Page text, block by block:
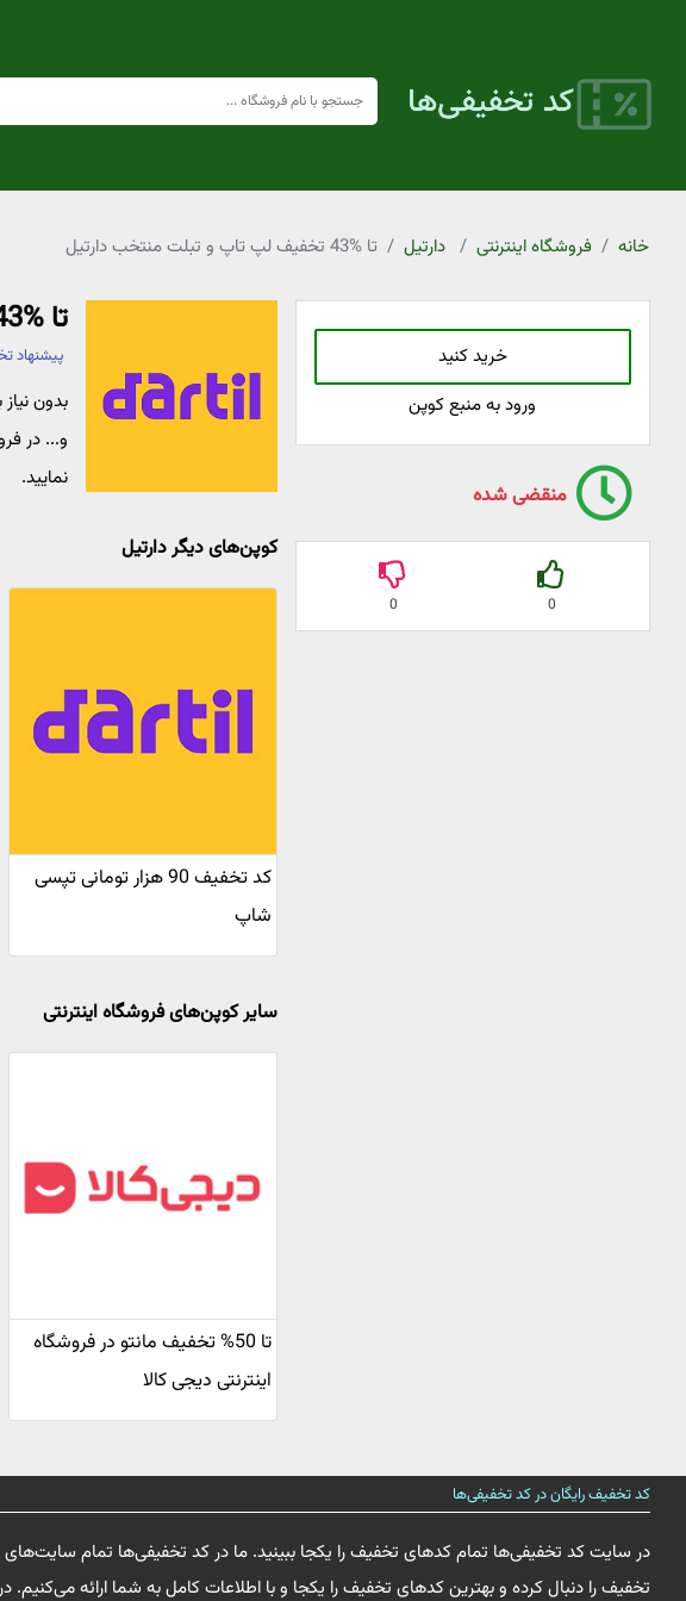
خانه فروشگاه اینترنتی دارتیل تا %43 تخفیف لپ تاپ و تبلت منتخب دارتیل
خرید کنید
ورود به منبع کوپن
منقضی شده
0
0
تا %43 تخفیف لپ تاپ و تبلت منتخب دارتیل
پیشنهاد
و... در
نمایید.
کوپن‌های دیگر دارتیل
کد تخفیف 90 هزار تومانی تپسی
شاپ
سایر کوپن‌های فروشگاه اینترنتی
تا 50% تخفیف مانتو در فروشگاه
اینترنتی دیجی کالا
کد تخفیف رایگان در کد تخفیفی‌ها
در سایت کد تخفیفی‌ها تمام کدهای تخفیف را یکجا ببینید. ما در کد تخفیفی‌ها تمام
تخفیف را دنبال کرده و بهترین کدهای تخفیف را یکجا و با اطلاعات کامل به شما ارائه می‌کنیم.